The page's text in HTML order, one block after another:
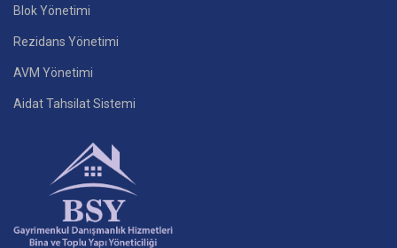
Blok Yönetimi
Rezidans Yönetimi
AVM Yönetimi
Aidat Tahsilat Sistemi